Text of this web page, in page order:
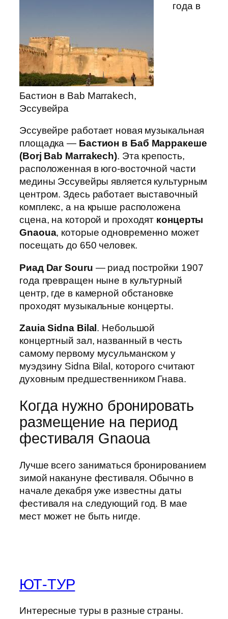
Бастион в Bab Marrakech,
Эссувейра
года в
Эссувейре работает новая музыкальная
площадка — Бастион в Баб Марракеше
(Borj Bab Marrakech). Эта крепость,
расположенная в юго-восточной части
медины Эссувейры является культурным
центром. Здесь работает выставочный
комплекс, а на крыше расположена
сцена, на которой и проходят концерты
Gnaoua, которые одновременно может
посещать до 650 человек.
Риад Dar Souru — риад постройки 1907
года превращен ныне в культурный
центр, где в камерной обстановке
проходят музыкальные концерты.
Zauia Sidna Bilal . Небольшой
концертный зал, названный в честь
самому первому мусульманском у
муэдзину Sidna Bilal, которого считают
духовным предшественником Гнава.
Когда нужно бронировать
размещение на период
фестиваля Gnaoua
Лучше всего заниматься бронированием
зимой накануне фестиваля. Обычно в
начале декабря уже известны даты
фестиваля на следующий год. В мае
мест может не быть нигде.
ЮТ-ТУР
Интересные туры в разные страны.